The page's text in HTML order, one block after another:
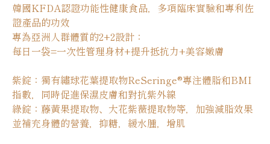
韓國KFDA認證功能性健康食品，多項臨床實驗和專利佐
證產品的功效
專為亞洲人群體質的2+2設計：
每日一袋=一次性管理身材+提升抵抗力+美容嫩膚
紫錠：獨有繡球花葉提取物ReSeringe®專注體脂和BMI
指數，同時促進保濕皮膚和對抗紫外線
綠錠：藤黃果提取物、大花紫薇提取物等，加強減脂效果
並補充身體的營養，抑糖，緩水腫，增肌